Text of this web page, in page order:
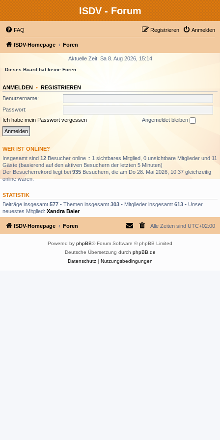
ISDV - Forum
FAQ Anmelden
Registrieren
ISDV-Homepage Foren
Aktuelle Zeit: Sa 8. Aug 2026, 15:14
Dieses Board hat keine Foren.
ANMELDEN • REGISTRIEREN
Benutzername:
Passwort:
Ich habe mein Passwort vergessen
Angemeldet bleiben
WER IST ONLINE?
Insgesamt sind 12 Besucher online :: 1 sichtbares Mitglied, 0 unsichtbare Mitglieder und 11
Gäste (basierend auf den aktiven Besuchern der letzten 5 Minuten)
Der Besucherrekord liegt bei 935 Besuchern, die am Do 28. Mai 2026, 10:37 gleichzeitig
online waren.
STATISTIK
Beiträge insgesamt 577 • Themen insgesamt 303 • Mitglieder insgesamt 613 • Unser
neuestes Mitglied: Xandra Baier
ISDV-Homepage Foren Alle Zeiten sind UTC+02:00
Powered by phpBB® Forum Software © phpBB Limited
Deutsche Übersetzung durch phpBB.de
Datenschutz| Nutzungsbedingungen